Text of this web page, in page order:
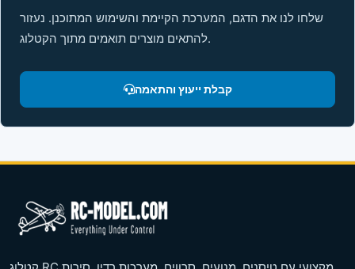
שלחו לנו את הדגם, המערכת הקיימת והשימוש המתוכנן. נעזור
להתאים מוצרים תואמים מתוך הקטלוג.
קבלת ייעוץ והתאמה